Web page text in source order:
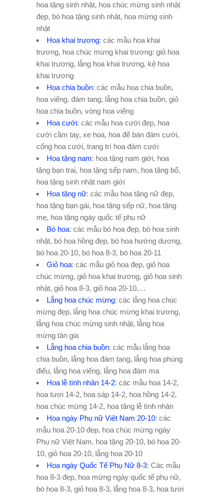
hoa tặng sinh nhật, hoa chúc mừng sinh nhật
đẹp, bó hoa tặng sinh nhật, hoa mừng sinh
nhật
Hoa khai trương: các mẫu hoa khai
trương, hoa chúc mừng khai trương: giỏ hoa
khai trương, lẵng hoa khai trương, kệ hoa
khai trương
Hoa chia buồn: các mẫu hoa chia buồn,
hoa viếng, đám tang, lẵng hoa chia buồn, giỏ
hoa chia buồn, vòng hoa viếng
Hoa cưới: các mẫu hoa cưới đẹp, hoa
cưới cầm tay, xe hoa, hoa để bàn đám cưới,
cổng hoa cưới, trang trí hoa đám cưới
Hoa tặng nam: hoa tặng nam giới, hoa
tặng bạn trai, hoa tặng sếp nam, hoa tặng bố,
hoa tặng sinh nhật nam giới
Hoa tặng nữ: các mẫu hoa tặng nữ đẹp,
hoa tặng bạn gái, hoa tặng sếp nữ, hoa tặng
mẹ, hoa tặng ngày quốc tế phụ nữ
Bó hoa: các mẫu bó hoa đẹp, bó hoa sinh
nhật, bó hoa hồng đẹp, bó hoa hướng dương,
bó hoa 20-10, bó hoa 8-3, bó hoa 20-11
Giỏ hoa: các mẫu giỏ hoa đẹp, giỏ hoa
chúc mừng, giỏ hoa khai trương, giỏ hoa sinh
nhật, giỏ hoa 8-3, giỏ hoa 20-10,…
Lẵng hoa chúc mừng: các lẵng hoa chúc
mừng đẹp, lẵng hoa chúc mừng khai trương,
lẵng hoa chúc mừng sinh nhật, lẵng hoa
mừng tân gia
Lẵng hoa chia buồn: các mẫu lẵng hoa
chia buồn, lẵng hoa đám tang, lẵng hoa phúng
điếu, lẵng hoa viếng, lẵng hoa đám ma
Hoa lễ tình nhân 14-2: các mẫu hoa 14-2,
hoa tươi 14-2, hoa sáp 14-2, hoa hồng 14-2,
hoa chúc mừng 14-2, hoa tặng lễ tình nhân
Hoa ngày Phụ nữ Việt Nam 20-10: các
mẫu hoa 20-10 đẹp, hoa chúc mừng ngày
Phụ nữ Việt Nam, hoa tặng 20-10, bó hoa 20-
10, giỏ hoa 20-10, lẵng hoa 20-10
Hoa ngày Quốc Tế Phụ Nữ 8-3: Các mẫu
hoa 8-3 đẹp, hoa mừng ngày quốc tế phụ nữ,
bó hoa 8-3, giỏ hoa 8-3, lẵng hoa 8-3, hoa tươi